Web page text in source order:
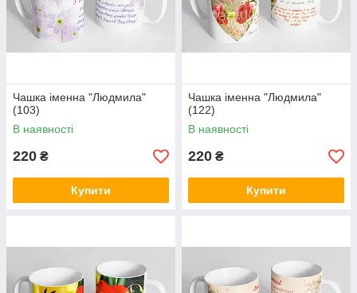
Чашка іменна "Людмила"
(103)
В наявності
220 ₴
Купити
Чашка іменна "Людмила"
(122)
В наявності
220 ₴
Купити